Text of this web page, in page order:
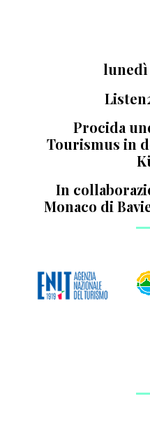
lunedì
Procida
Tourismus in
In
Monaco di